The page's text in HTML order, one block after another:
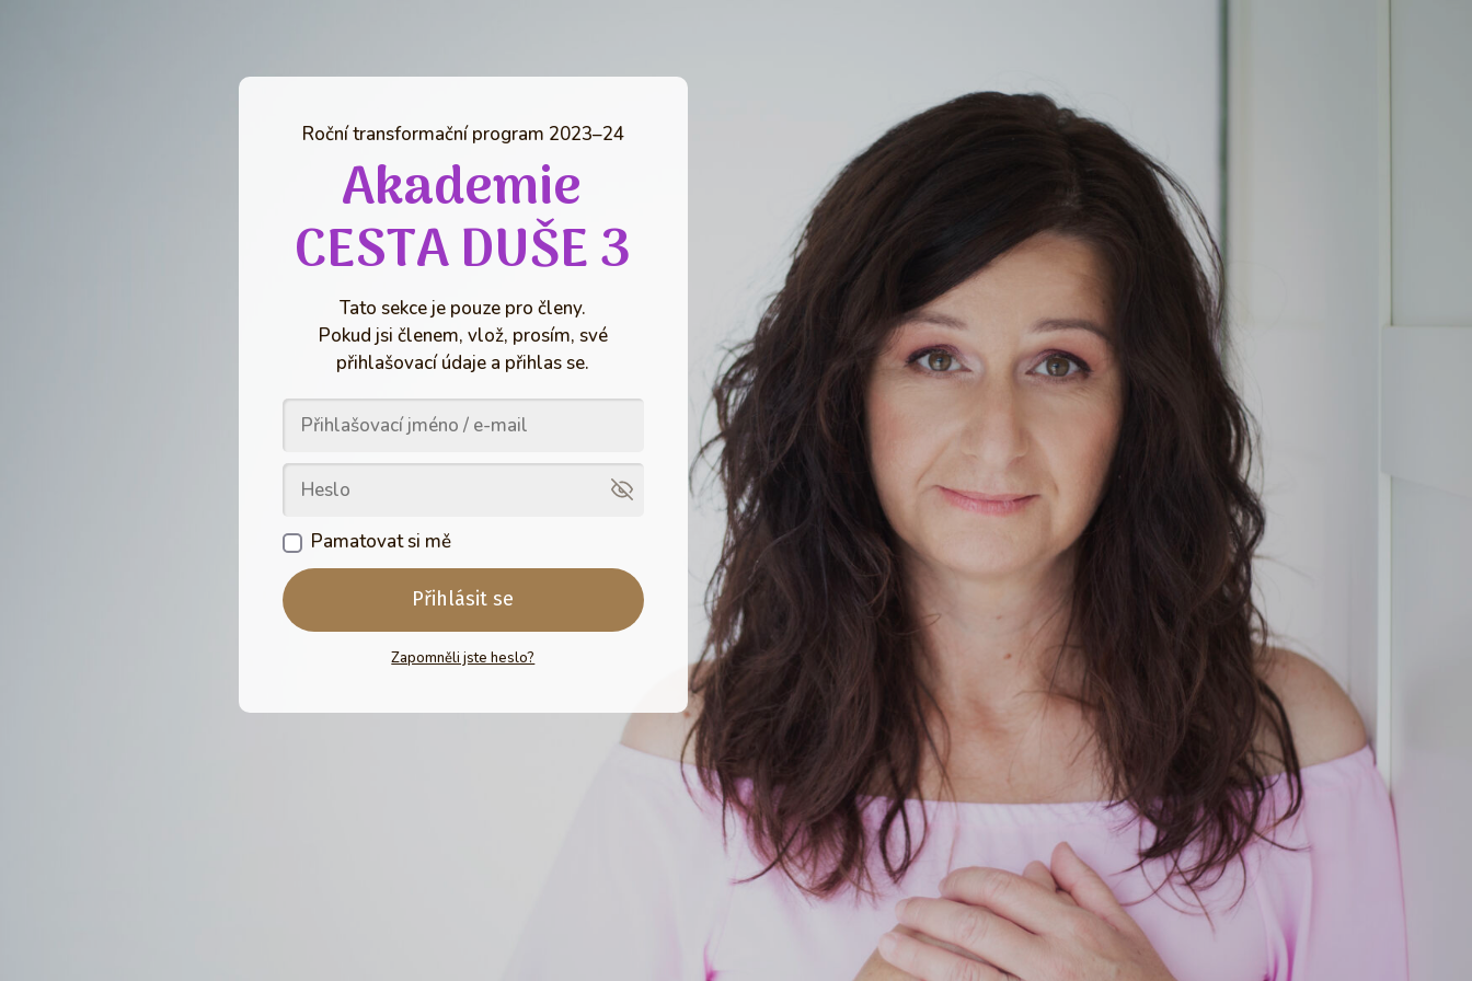
Roční transformační program 2023–24
Akademie
CESTA DUŠE 3
Tato sekce je pouze pro členy.
Pokud jsi členem, vlož, prosím, své
přihlašovací údaje a přihlas se.
Pamatovat si mě
Přihlásit se
Zapomněli jste heslo?